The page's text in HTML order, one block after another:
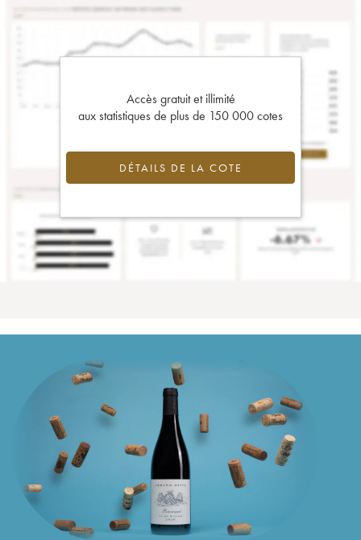
Accès gratuit et illimité
aux statistiques de plus de 150 000 cotes
DÉTAILS DE LA COTE